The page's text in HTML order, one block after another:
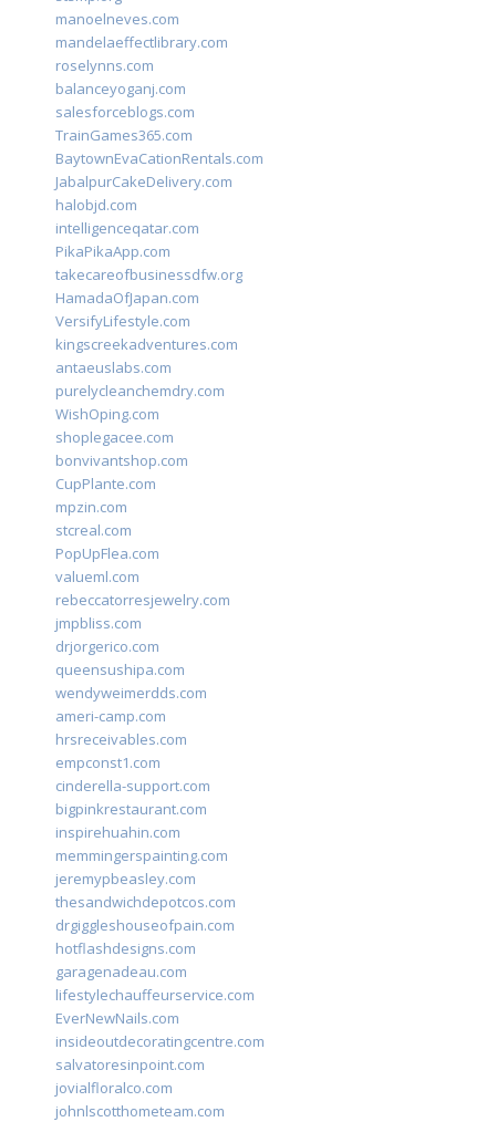
manoelneves.com
mandelaeffectlibrary.com
roselynns.com
balanceyoganj.com
salesforceblogs.com
TrainGames365.com
BaytownEvaCationRentals.com
JabalpurCakeDelivery.com
halobjd.com
intelligenceqatar.com
PikaPikaApp.com
takecareofbusinessdfw.org
HamadaOfJapan.com
VersifyLifestyle.com
kingscreekadventures.com
antaeuslabs.com
purelycleanchemdry.com
WishOping.com
shoplegacee.com
bonvivantshop.com
CupPlante.com
mpzin.com
stcreal.com
PopUpFlea.com
valueml.com
rebeccatorresjewelry.com
jmpbliss.com
drjorgerico.com
queensushipa.com
wendyweimerdds.com
ameri-camp.com
hrsreceivables.com
empconst1.com
cinderella-support.com
bigpinkrestaurant.com
inspirehuahin.com
memmingerspainting.com
jeremypbeasley.com
thesandwichdepotcos.com
drgiggleshouseofpain.com
hotflashdesigns.com
garagenadeau.com
lifestylechauffeurservice.com
EverNewNails.com
insideoutdecoratingcentre.com
salvatoresinpoint.com
jovialfloralco.com
johnlscotthometeam.com